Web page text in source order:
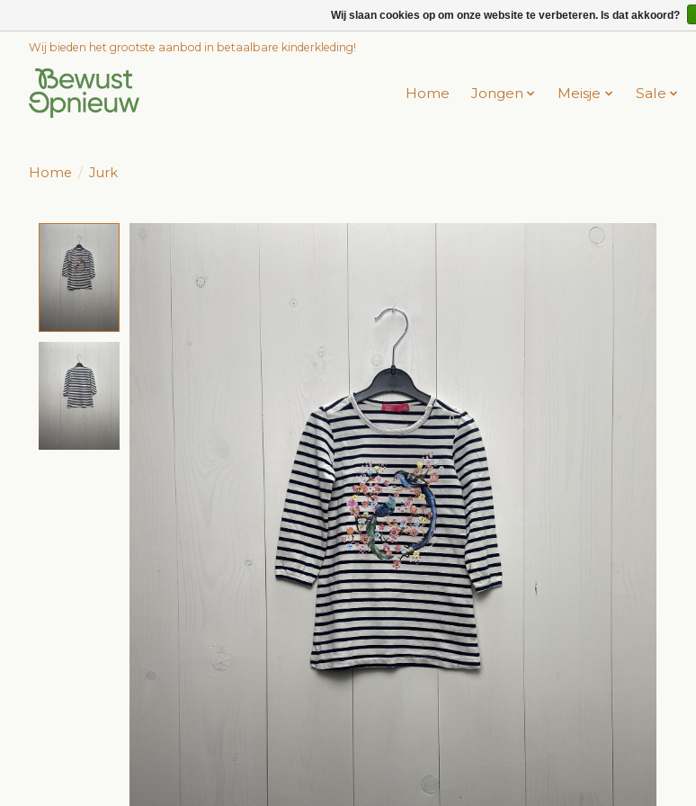
Wij bieden het grootste aanbod in betaalbare kinderkleding!
Home Jongen Meisje Sale
Home / Jurk
Wij slaan cookies op om onze website te verbeteren. Is dat akkoord?